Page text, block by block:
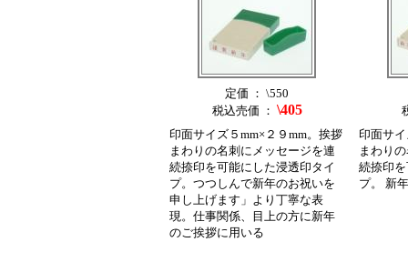
定価 ： \550
税込売価 ： \405
印面サイズ５mm×２９mm。挨拶
まわりの名刺にメッセージを連
続捺印を可能にした浸透印タイ
プ。つつしんで新年のお祝いを
申し上げます」より丁寧な表
現。仕事関係、目上の方に新年
のご挨拶に用いる
印面サ
まわり
続捺印
プ。 新